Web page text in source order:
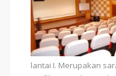
lantai I. Merupakan